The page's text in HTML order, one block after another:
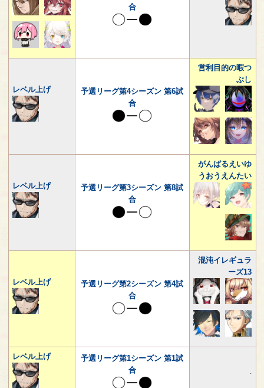
合
レベル上げ
予選リーグ第4シーズン 第6試
合
営利目的の暇つ
ぶし
レベル上げ
予選リーグ第3シーズン 第8試
合
がんばるえいゆ
うおうえんたい
レベル上げ
予選リーグ第2シーズン 第4試
合
混沌イレギュラ
ーズ13
レベル上げ
予選リーグ第1シーズン 第1試
合
-